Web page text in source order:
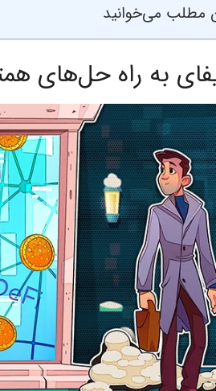
مطلب می‌خوانید
به راه حل‌های